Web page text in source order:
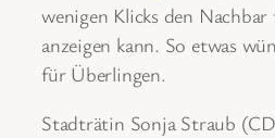
wenigen Klicks den
anzeigen kann. So etwas
für Überlingen.
Stadträtin Sonja Straub